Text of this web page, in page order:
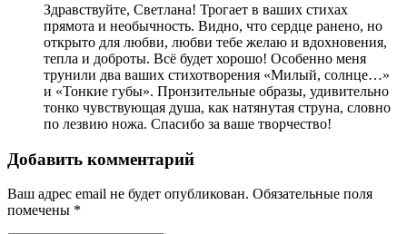
Здравствуйте, Светлана! Трогает в ваших стихах
прямота и необычность. Видно, что сердце ранено, но
открыто для любви, любви тебе желаю и вдохновения,
тепла и доброты. Всё будет хорошо! Особенно меня
трунили два ваших стихотворения «Милый, солнце…»
и «Тонкие губы». Пронзительные образы, удивительно
тонко чувствующая душа, как натянутая струна, словно
по лезвию ножа. Спасибо за ваше творчество!
Добавить комментарий
Ваш адрес email не будет опубликован. Обязательные поля
помечены *